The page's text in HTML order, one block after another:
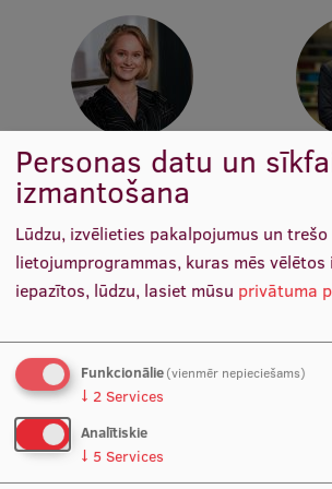
Atvērtā universitāte
Sagatavošanas kursi
Profesionālās pilnveides kursi
ESF kvalifikācijas celšanas kursi
Pedagoģiskās izaugsmes centrs
Kvalifikācijas atbilstības pārbaude
Zinātniskie institūti un laboratorijas
Pētniecības datu pārvaldība
Hanna Thando Klaesson Hjelt
Akadēmiskā virziena vadītāja
Zahraa Merchant
Personas datu un
izmantošana
Lūdzu, izvēlieties pakalpojumus un trešo
lietojumprogrammas, kuras mēs
iepazītos, lūdzu, lasiet mūsu privātuma
Funkcionālie(vienmēr nepieciešams)
↓ 2 Services
Analītiskie
↓ 5 Services